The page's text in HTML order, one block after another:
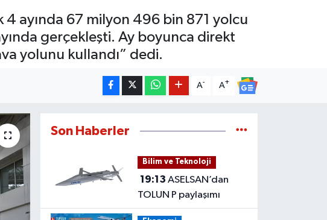
4 ayında 67 milyon 496 bin 871 yolcu
gerçekleşti. Ay boyunca direkt
yolunu kullandı” dedi.
A- A+
Son Haberler
Bilim ve Teknoloji
19:13
TOLUN P paylaşımı